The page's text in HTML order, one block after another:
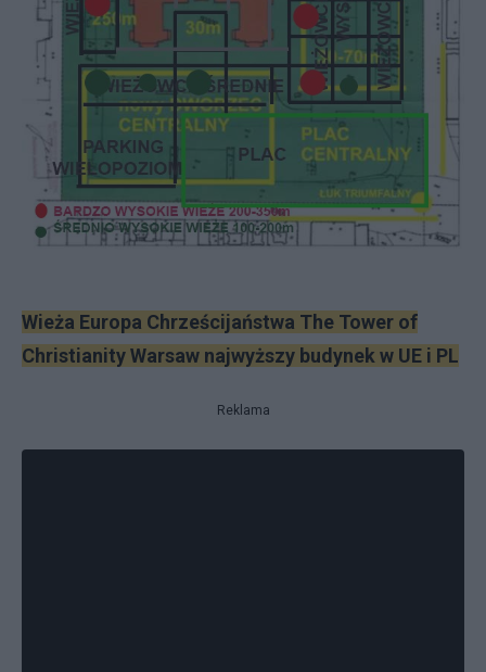
Wieża Europa Chrześcijaństwa The Tower of
Christianity Warsaw najwyższy budynek w UE i PL
Reklama